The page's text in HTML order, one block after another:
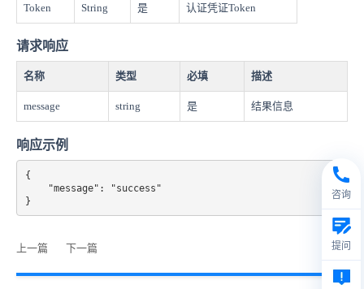
Token String 是 认证凭证Token
请求响应
名称 类型 必填 描述
message string 是 结果信息
响应示例
{
}
上一篇 下一篇
咨询
提问